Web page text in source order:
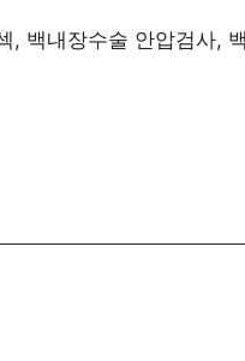
백내장수술 안압검사,